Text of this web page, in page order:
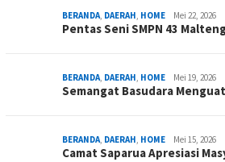
BERANDA, DAERAH, HOME Mei 22, 2026
Pentas Seni SMPN 43
BERANDA, DAERAH, HOME Mei 19, 2026
Semangat Basudara
BERANDA, DAERAH, HOME Mei 15, 2026
Camat Saparua Apresiasi